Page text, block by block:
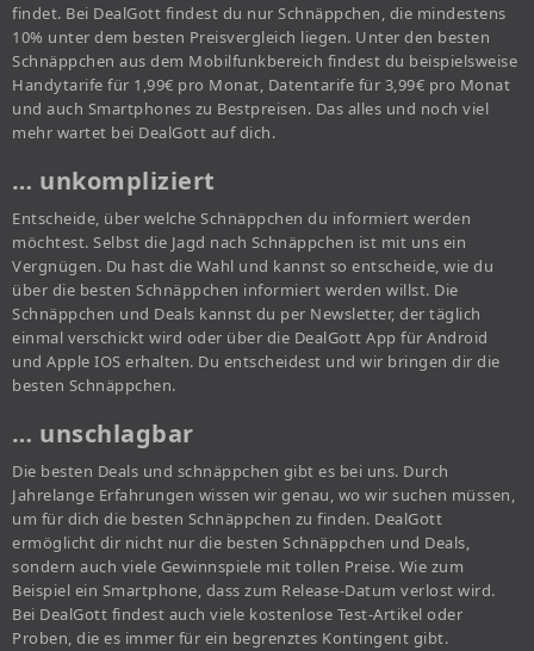
findet. Bei DealGott findest du nur Schnäppchen, die mindestens
10% unter dem besten Preisvergleich liegen. Unter den besten
Schnäppchen aus dem Mobilfunkbereich findest du beispielsweise
Handytarife für 1,99€ pro Monat, Datentarife für 3,99€ pro Monat
und auch Smartphones zu Bestpreisen. Das alles und noch viel
mehr wartet bei DealGott auf dich.
… unkompliziert
Entscheide, über welche Schnäppchen du informiert werden
möchtest. Selbst die Jagd nach Schnäppchen ist mit uns ein
Vergnügen. Du hast die Wahl und kannst so entscheide, wie du
über die besten Schnäppchen informiert werden willst. Die
Schnäppchen und Deals kannst du per Newsletter, der täglich
einmal verschickt wird oder über die DealGott App für Android
und Apple IOS erhalten. Du entscheidest und wir bringen dir die
besten Schnäppchen.
… unschlagbar
Die besten Deals und schnäppchen gibt es bei uns. Durch
Jahrelange Erfahrungen wissen wir genau, wo wir suchen müssen,
um für dich die besten Schnäppchen zu finden. DealGott
ermöglicht dir nicht nur die besten Schnäppchen und Deals,
sondern auch viele Gewinnspiele mit tollen Preise. Wie zum
Beispiel ein Smartphone, dass zum Release-Datum verlost wird.
Bei DealGott findest auch viele kostenlose Test-Artikel oder
Proben, die es immer für ein begrenztes Kontingent gibt.